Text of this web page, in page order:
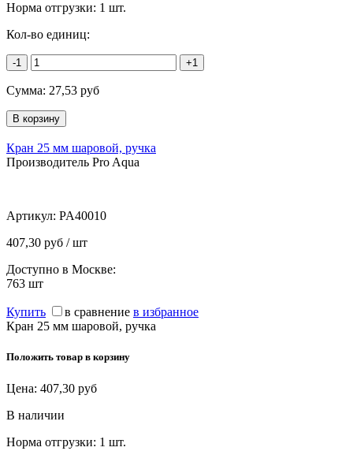
Норма отгрузки: 1 шт.
Кол-во единиц:
-1 +1
Сумма: 27,53 руб
Кран 25 мм шаровой, ручка
Производитель Pro Aqua
Артикул: PA40010
407,30 руб / шт
Доступно в Москве:
763 шт
Купить в сравнение в избранное
Кран 25 мм шаровой, ручка
Положить товар в корзину
Цена: 407,30 руб
В наличии
Норма отгрузки: 1 шт.